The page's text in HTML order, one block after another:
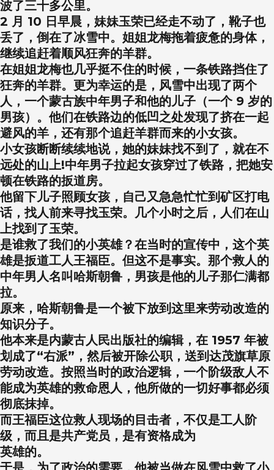
波了三十多公里。
2 月 10 日早晨，妹妹玉荣已经走不动了，靴子也
丢了，倒在了冰雪中。姐姐龙梅拖着疲惫的身体，
继续追赶着顺风狂奔的羊群。
在姐姐龙梅也几乎挺不住的时候，一条铁路挡住了
狂奔的羊群。更为幸运的是，风雪中出现了两个
人，一个蒙古族中年男子和他的儿子（一个 9 岁的
男孩）。他们在铁路边的低凹之处发现了挤在一起
避风的羊，还有那个追赶羊群而来的小女孩。
小女孩断断续续地说，她的妹妹找不到了，就在不
远处的山上!中年男子拉起女孩穿过了铁路，把她安
顿在铁路的扳道房。
他留下儿子照顾女孩，自己又急急忙忙到矿区打电
话，找人前来寻找玉荣。几个小时之后，人们在山
上找到了玉荣。
是谁救了我们的小英雄？在当时的宣传中，这个英
雄是扳道工人王福臣。但这不是事实。那个救人的
中年男人名叫哈斯朝鲁，男孩是他的儿子那仁满都
拉。
原来，哈斯朝鲁是一个被下放到这里来劳动改造的
知识分子。
他本来是内蒙古人民出版社的编辑，在 1957 年被
划成了“右派”，然后被开除公职，送到达茂旗草原
劳动改造。按照当时的政治逻辑，一个阶级敌人不
能成为英雄的救命恩人，他所做的一切好事都必须
彻底抹掉。
而王福臣这位救人现场的目击者，不仅是工人阶
级，而且是共产党员，是有资格成为
英雄的。